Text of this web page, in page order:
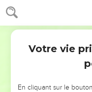
NE
Votre vie
En cliquant sur le